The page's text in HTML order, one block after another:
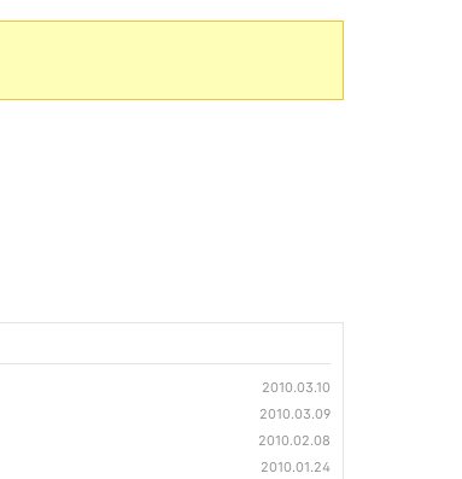
2010.03.10
2010.03.09
2010.02.08
2010.01.24